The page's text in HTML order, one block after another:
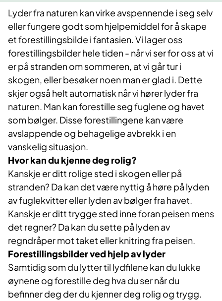
Lyder fra naturen kan virke avspennende i seg selv
eller fungere godt som hjelpemiddel for å skape
et forestillingsbilde i fantasien. Vi lager oss
forestillingsbilder hele tiden - når vi ser for oss at vi
er på stranden om sommeren, at vi går tur i
skogen, eller besøker noen man er glad i. Dette
skjer også helt automatisk når vi hører lyder fra
naturen. Man kan forestille seg fuglene og havet
som bølger. Disse forestillingene kan være
avslappende og behagelige avbrekk i en
vanskelig situasjon.
Hvor kan du kjenne deg rolig?
Kanskje er ditt rolige sted i skogen eller på
stranden? Da kan det være nyttig å høre på lyden
av fuglekvitter eller lyden av bølger fra havet.
Kanskje er ditt trygge sted inne foran peisen mens
det regner? Da kan du sette på lyden av
regndråper mot taket eller knitring fra peisen.
Forestillingsbilder ved hjelp av lyder
Samtidig som du lytter til lydfilene kan du lukke
øynene og forestille deg hva du ser når du
befinner deg der du kjenner deg rolig og trygg.